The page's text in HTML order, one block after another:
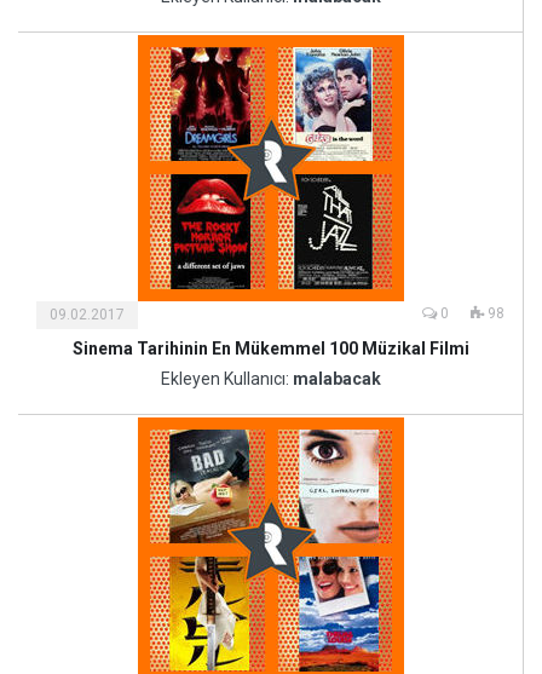
09.02.2017 0 98
Sinema Tarihinin En Mükemmel 100 Müzikal Filmi
Ekleyen Kullanıcı: malabacak
Kültür